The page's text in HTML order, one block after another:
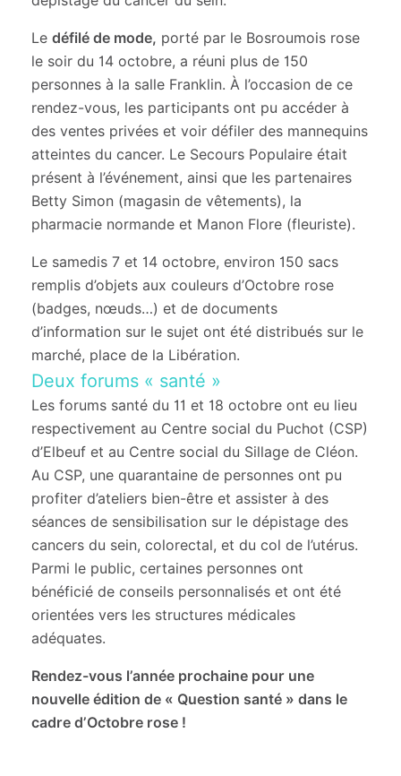
Ledéfilé de mode, porté par le Bosroumois rose
le soir du 14 octobre, a réuni plus de 150
personnes à la salle Franklin. À l’occasion de ce
rendez-vous, les participants ont pu accéder à
des ventes privées et voir défiler des mannequins
atteintes du cancer. Le Secours Populaire était
présent à l’événement, ainsi que les partenaires
Betty Simon (magasin de vêtements), la
pharmacie normande et Manon Flore (fleuriste).
Le samedis 7 et 14 octobre, environ 150 sacs
remplis d’objets aux couleurs d’Octobre rose
(badges, nœuds…) et de documents
d’information sur le sujet ont été distribués sur le
marché, place de la Libération.
Deux forums « santé »
Les forums santé du 11 et 18 octobre ont eu lieu
respectivement au Centre social du Puchot (CSP)
d’Elbeuf et au Centre social du Sillage de Cléon.
Au CSP, une quarantaine de personnes ont pu
profiter d’ateliers bien-être et assister à des
séances de sensibilisation sur le dépistage des
cancers du sein, colorectal, et du col de l’utérus.
Parmi le public, certaines personnes ont
bénéficié de conseils personnalisés et ont été
orientées vers les structures médicales
adéquates.
Rendez-vous l’année prochaine pour une
nouvelle édition de « Question santé » dans le
cadre d’Octobre rose !